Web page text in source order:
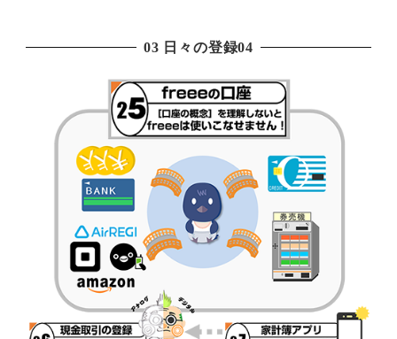
03 日々の登録04